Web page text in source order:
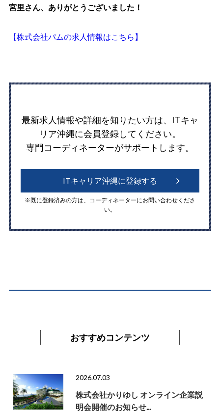
宮里さん、ありがとうございました！
【株式会社パムの求人情報はこちら】
最新求人情報や詳細を知りたい方は、ITキャ
リア沖縄に会員登録してください。
専門コーディネーターがサポートします。
ITキャリア沖縄に登録する
※既に登録済みの方は、コーディネーターにお問い合わせくださ
い。
おすすめコンテンツ
2026.07.03
株式会社かりゆし オンライン企業説
明会開催のお知らせ...